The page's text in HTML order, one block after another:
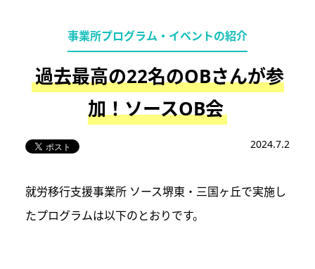
事業所プログラム・イベントの紹介
過去最高の22名のOBさんが参
加！ソースOB会
2024.7.2
就労移行支援事業所 ソース堺東・三国ヶ丘で実施し
たプログラムは以下のとおりです。